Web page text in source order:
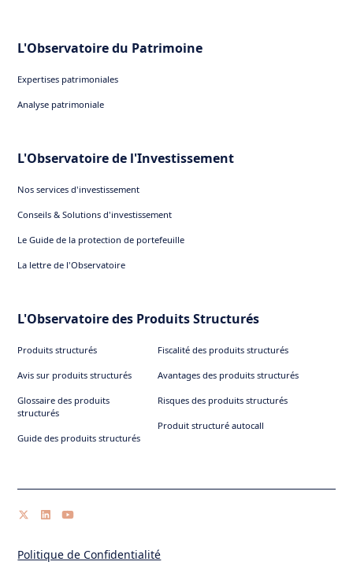
L'Observatoire du Patrimoine
Expertises patrimoniales
Analyse patrimoniale
L'Observatoire de l'Investissement
Nos services d'investissement
Conseils & Solutions d'investissement
Le Guide de la protection de portefeuille
La lettre de l'Observatoire
L'Observatoire des Produits Structurés
Produits structurés
Avis sur produits structurés
Glossaire des produits
structurés
Guide des produits structurés
Fiscalité des produits structurés
Avantages des produits structurés
Risques des produits structurés
Produit structuré autocall
Politique de Confidentialité